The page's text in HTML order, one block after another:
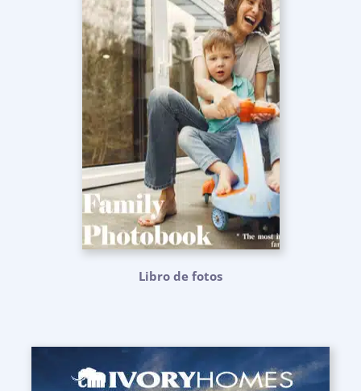
Libro de fotos